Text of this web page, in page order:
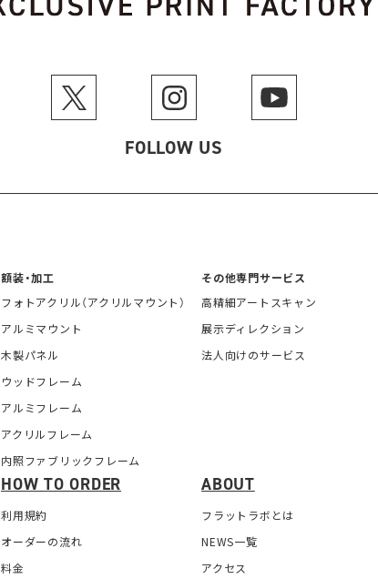
FOLLOW US
額装・加工
フォトアクリル（アクリルマウント）
アルミマウント
木製パネル
ウッドフレーム
アルミフレーム
アクリルフレーム
内照ファブリックフレーム
その他専門サービス
高精細アートスキャン
展示ディレクション
法人向けのサービス
HOW TO ORDER
利用規約
オーダーの流れ
料金
ABOUT
フラットラボとは
NEWS一覧
アクセス